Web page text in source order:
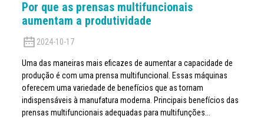
Por que as prensas multifuncionais
aumentam a produtividade
2024-10-17
Uma das maneiras mais eficazes de aumentar a capacidade de
produção é com uma prensa multifuncional. Essas máquinas
oferecem uma variedade de benefícios que as tornam
indispensáveis ​​à manufatura moderna. Principais benefícios das
prensas multifuncionais adequadas para multifunções...